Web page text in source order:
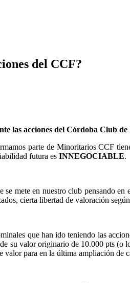
del CCF?
las acciones del Córdoba Club
parte de Minoritarios CCF
futura es INNEGOCIABLE.
se mete en nuestro club pensando
cierta libertad de valoración
que han ido teniendo las
su valor originario de 10.000 pts
valor para en la última ampliación de